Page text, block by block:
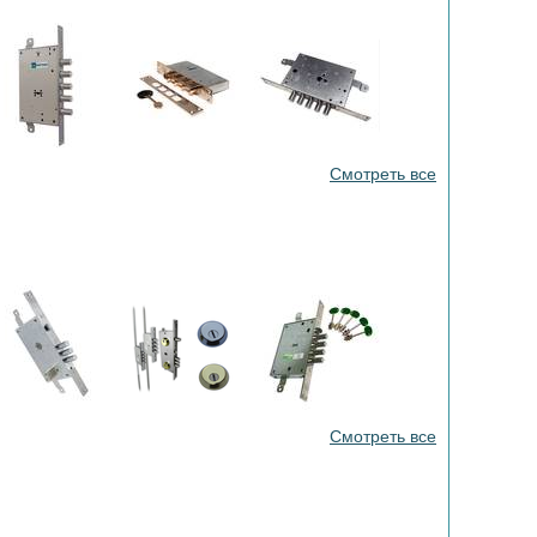
Смотреть все
Смотреть все